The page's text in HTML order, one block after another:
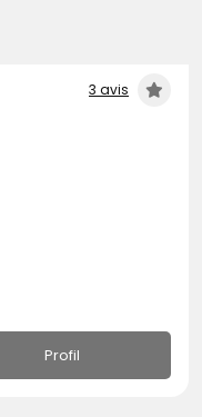
3 avis
Profil